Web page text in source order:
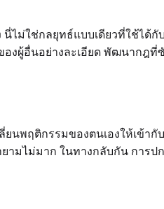
ไม่ใช่กลยุทธ์แบบเดียวที่ใช้ได้
ผู้อื่นอย่างละเอียด พัฒนากฎ
นพฤติกรรมของตนเองให้เข้
ามไม่มาก ในทางกลับกัน กา